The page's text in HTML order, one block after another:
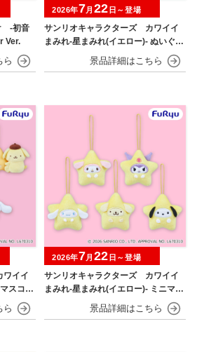
‐初音
Ver.
サンリオキャラクターズ カワイイ
まみれ-星まみれ(イエロー)- ぬいぐる
2026年7月 22 日～登場
イイ
スコッ
サンリオキャラクターズ カワイイ
まみれ-星まみれ(イエロー)- ミニマス
2026年7月 22 日～登場